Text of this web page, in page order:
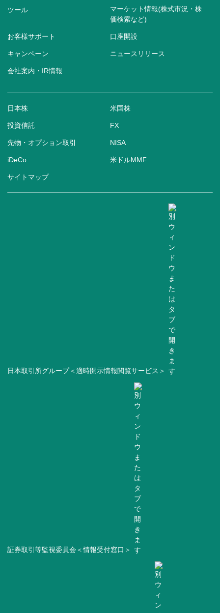
ツール
マーケット情報(株式市況・株
価検索など)
お客様サポート 口座開設
キャンペーン ニュースリリース
会社案内・IR情報
日本株 米国株
投資信託 FX
先物・オプション取引 NISA
iDeCo 米ドルMMF
サイトマップ
日本取引所グループ＜適時開示情報閲覧サービス＞
証券取引等監視委員会＜情報受付窓口＞